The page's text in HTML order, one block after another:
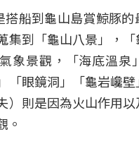
搭船到龜山島賞鯨豚
集到「龜山八景」，
象景觀，「海底溫泉
「眼鏡洞」「龜岩巉壁
）則是因為火山作用
。